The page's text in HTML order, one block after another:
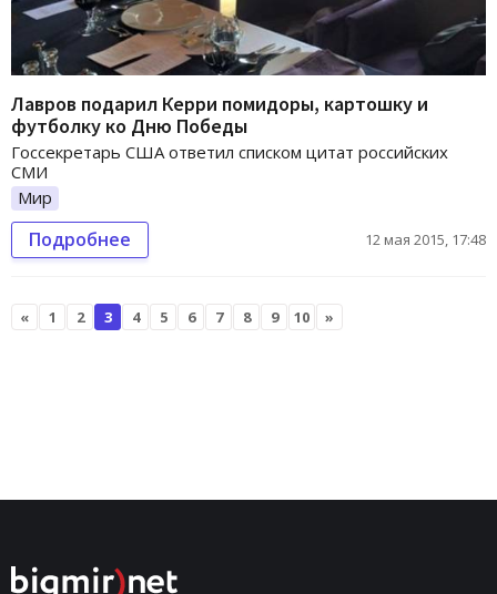
Лавров подарил Керри помидоры, картошку и
футболку ко Дню Победы
Госсекретарь США ответил списком цитат российских
СМИ
Мир
Подробнее 12 мая 2015, 17:48
« 1 2 3 4 5 6 7 8 9 10 »